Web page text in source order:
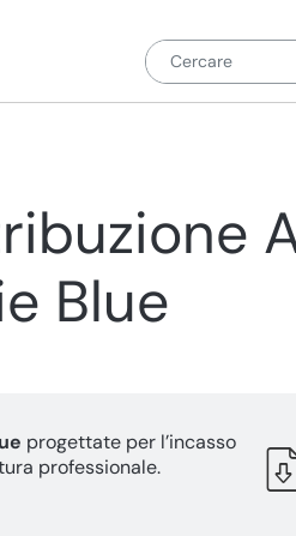
Blue
progettate per l’incasso
professionale.